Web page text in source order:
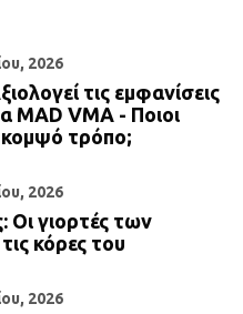
2026
τις εμφανίσεις
ΜΑD VMA - Ποιοι
τρόπο;
2026
Οι γιορτές των
κόρες του
2026